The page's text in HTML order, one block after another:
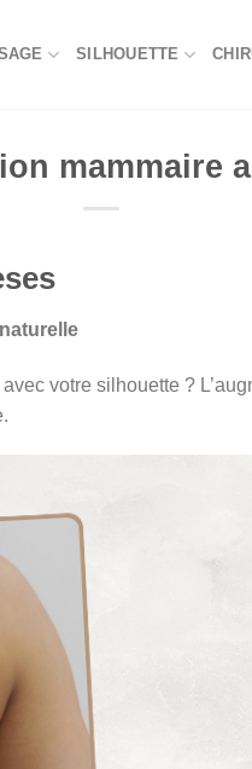
SILHOUETTE
mammaire
votre silhouette ?